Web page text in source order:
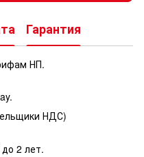
Гарантия
НП.
НДС)
2 лет.